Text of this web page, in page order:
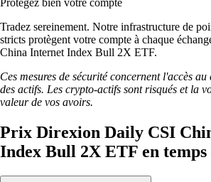
Tradez sereinement. Notre infrastructure de
stricts protègent votre compte à chaque
China Internet Index Bull 2X ETF.
Ces mesures de sécurité concernent l'accès
des actifs. Les crypto-actifs sont risqués et la
valeur de vos avoirs.
Prix Direxion Daily CSI
Index Bull 2X ETF en temps